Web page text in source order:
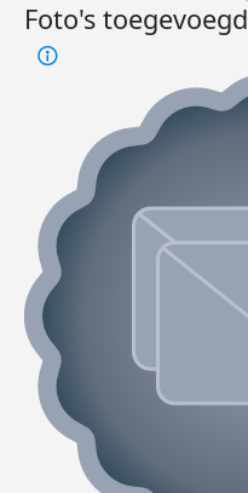
Foto's toegevoegd